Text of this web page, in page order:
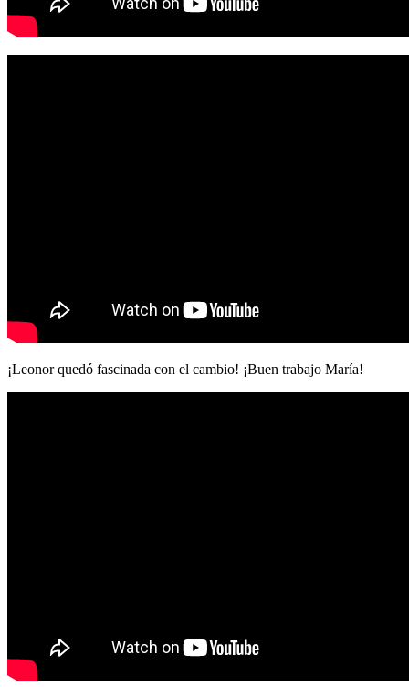
¡Leonor quedó fascinada con el cambio! ¡Buen trabajo María!